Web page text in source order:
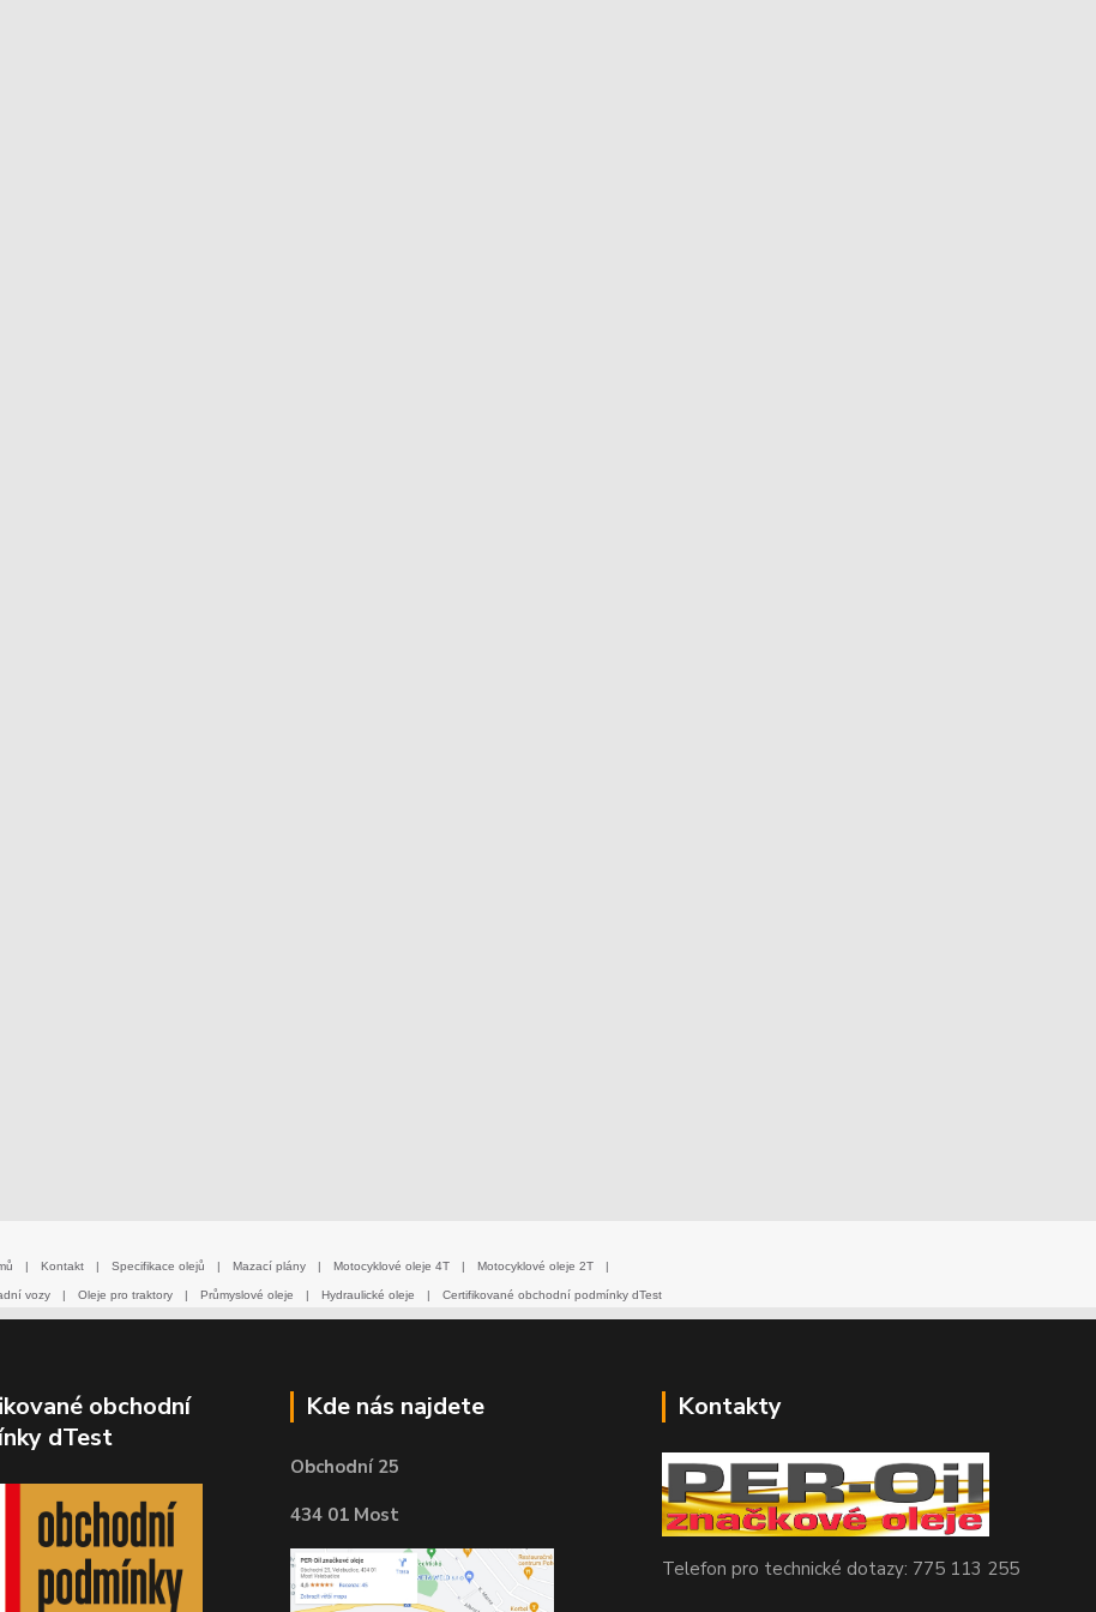
| Kontakt | Specifikace olejů | Mazací plány | Motocyklové oleje 4T | Motocyklové oleje 2T |
vozy | Oleje pro traktory | Průmyslové oleje | Hydraulické oleje | Certifikované obchodní podmínky dTest
obchodní
dTest
Kde nás najdete
Obchodní 25
434 01 Most
Kontakty
Telefon pro technické dotazy: 775 113 255